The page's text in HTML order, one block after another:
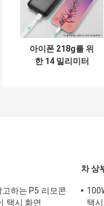
아이폰 218g를 위
한 14 밀리미터
하는 P5 리모콘
택시 화면
차 상
택